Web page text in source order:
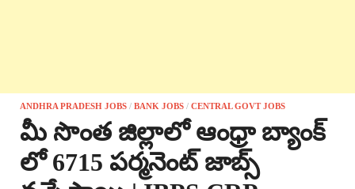
ANDHRA PRADESH JOBS / BANK JOBS / CENTRAL GOVT JOBS
మీ సొంత జిల్లాలో ఆంధ్రా బ్యాంక్
లో 6715 పర్మనెంట్ జాబ్స్